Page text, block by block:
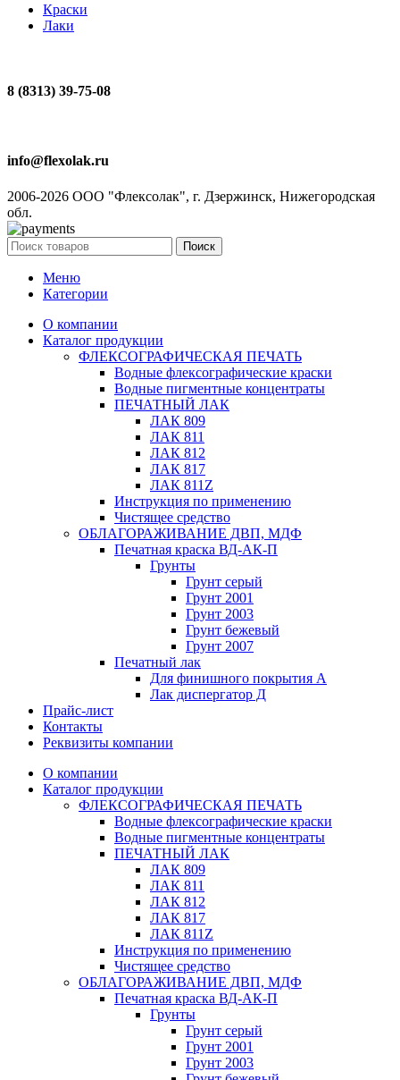
Краски
Лаки
8 (8313) 39-75-08
info@flexolak.ru
2006-2026 ООО "Флексолак", г. Дзержинск, Нижегородская
обл.
Поиск
Меню
Категории
О компании
Каталог продукции
ФЛЕКСОГРАФИЧЕСКАЯ ПЕЧАТЬ
Водные флексографические краски
Водные пигментные концентраты
ПЕЧАТНЫЙ ЛАК
ЛАК 809
ЛАК 811
ЛАК 812
ЛАК 817
ЛАК 811Z
Инструкция по применению
Чистящее средство
ОБЛАГОРАЖИВАНИЕ ДВП, МДФ
Печатная краска ВД-АК-П
Грунты
Грунт серый
Грунт 2001
Грунт 2003
Грунт бежевый
Грунт 2007
Печатный лак
Для финишного покрытия А
Лак диспергатор Д
Прайс-лист
Контакты
Реквизиты компании
О компании
Каталог продукции
ФЛЕКСОГРАФИЧЕСКАЯ ПЕЧАТЬ
Водные флексографические краски
Водные пигментные концентраты
ПЕЧАТНЫЙ ЛАК
ЛАК 809
ЛАК 811
ЛАК 812
ЛАК 817
ЛАК 811Z
Инструкция по применению
Чистящее средство
ОБЛАГОРАЖИВАНИЕ ДВП, МДФ
Печатная краска ВД-АК-П
Грунты
Грунт серый
Грунт 2001
Грунт 2003